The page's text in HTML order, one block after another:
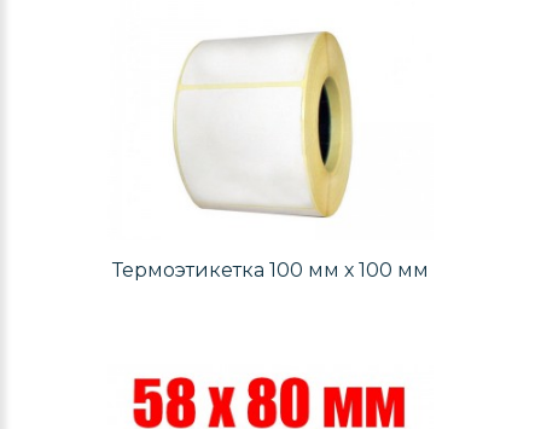
Термоэтикетка 100 мм х 100 мм